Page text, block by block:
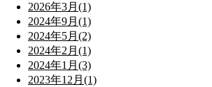
2026年3月(1)
2024年9月(1)
2024年5月(2)
2024年2月(1)
2024年1月(3)
2023年12月(1)